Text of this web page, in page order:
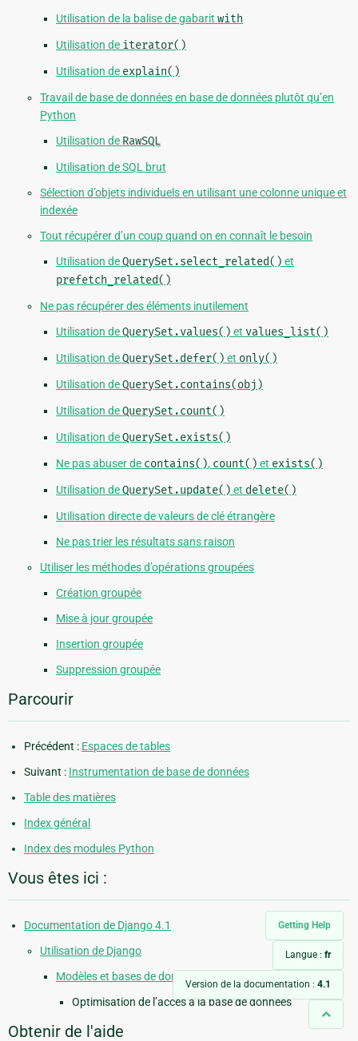
Getting Help
Langue : fr
Version de la documentation : 4.1
Utilisation de la balise de gabarit with
Utilisation de iterator()
Utilisation de explain()
Travail de base de données en base de données plutôt qu’en
Python
Utilisation de RawSQL
Utilisation de SQL brut
Sélection d’objets individuels en utilisant une colonne unique et
indexée
Tout récupérer d’un coup quand on en connaît le besoin
Utilisation deQuerySet.select_related() et
prefetch_related()
Ne pas récupérer des éléments inutilement
Utilisation deQuerySet.values() et values_list()
Utilisation deQuerySet.defer() et only()
Utilisation deQuerySet.contains(obj)
Utilisation deQuerySet.count()
Utilisation deQuerySet.exists()
Ne pas abuser de contains(), count() et exists()
Utilisation deQuerySet.update() et delete()
Utilisation directe de valeurs de clé étrangère
Ne pas trier les résultats sans raison
Utiliser les méthodes d’opérations groupées
Création groupée
Mise à jour groupée
Insertion groupée
Suppression groupée
Parcourir
Précédent : Espaces de tables
Suivant : Instrumentation de base de données
Table des matières
Index général
Index des modules Python
Vous êtes ici :
Documentation de Django 4.1
Utilisation de Django
Modèles et bases de données
Optimisation de l’accès à la base de données
Obtenir de l'aide